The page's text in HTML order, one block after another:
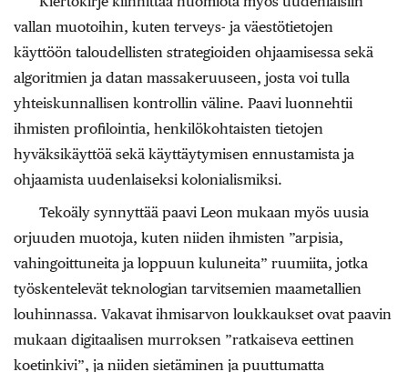
vallan muotoihin, kuten terveys- ja väestötietojen
käyttöön taloudellisten strategioiden ohjaamisessa sekä
algoritmien ja datan massakeruuseen, josta voi tulla
yhteiskunnallisen kontrollin väline. Paavi luonnehtii
ihmisten profilointia, henkilökohtaisten tietojen
hyväksikäyttöä sekä käyttäytymisen ennustamista ja
ohjaamista uudenlaiseksi kolonialismiksi.
Tekoäly synnyttää paavi Leon mukaan myös uusia
orjuuden muotoja, kuten niiden ihmisten ”arpisia,
vahingoittuneita ja loppuun kuluneita” ruumiita, jotka
työskentelevät teknologian tarvitsemien maametallien
louhinnassa. Vakavat ihmisarvon loukkaukset ovat paavin
mukaan digitaalisen murroksen ”ratkaiseva eettinen
koetinkivi”, ja niiden sietäminen ja puuttumatta